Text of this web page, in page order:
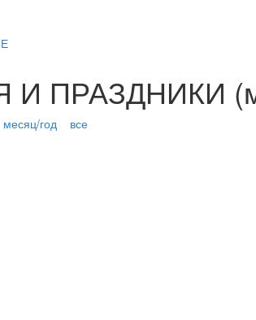
ПРАЗДНИКИ
месяц/год
все